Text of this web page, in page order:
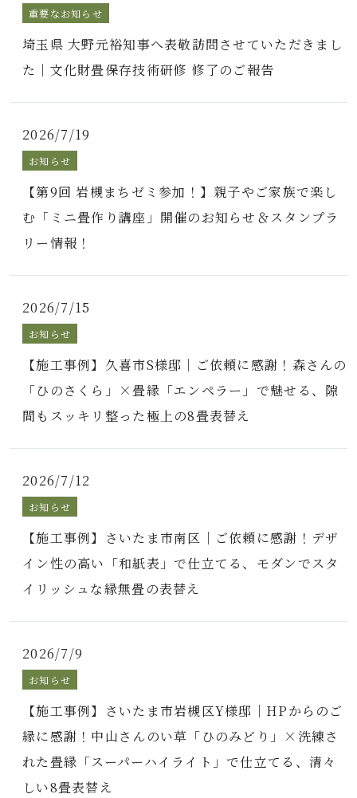
重要なお知らせ
埼玉県 大野元裕知事へ表敬訪問させていただきまし
た｜文化財畳保存技術研修 修了のご報告
2026/7/19
お知らせ
【第9回 岩槻まちゼミ参加！】親子やご家族で楽し
む「ミニ畳作り講座」開催のお知らせ＆スタンプラ
リー情報！
2026/7/15
お知らせ
【施工事例】久喜市S様邸｜ご依頼に感謝！森さんの
「ひのさくら」×畳縁「エンペラー」で魅せる、隙
間もスッキリ整った極上の8畳表替え
2026/7/12
お知らせ
【施工事例】さいたま市南区｜ご依頼に感謝！デザ
イン性の高い「和紙表」で仕立てる、モダンでスタ
イリッシュな縁無畳の表替え
2026/7/9
お知らせ
【施工事例】さいたま市岩槻区Y様邸｜HPからのご
縁に感謝！中山さんのい草「ひのみどり」×洗練さ
れた畳縁「スーパーハイライト」で仕立てる、清々
しい8畳表替え